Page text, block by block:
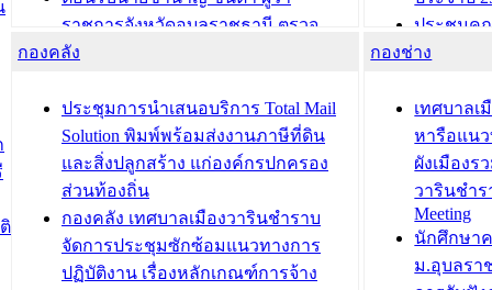
ราชการจังหวัดอุบลราชธานี ตรวจ
ความเรียบร้อยของสถานที่ในการเตรี
องคมนตรี
สำนักทะเบียนท้องถิ่นเทศบาลเมือง
วารินชำราบ ดำเนินการมอบทะเบียน
บ้าน ทร.14 และบัตรประจำตัว
ประชาชนบุคคลประเภท 8 แก่บุคคลที่
ได้รับการเพิ่มชื่อในทะเบียนบ้าน
(ท.ร.14) กรณีคนไม่มีสัญชาติไทยได้รับ
ประชุมค
ความเสี่ย
ประชุมที
ชีวา สร้า
ขับเคลื่อน
“เมืองแห่
บทความ อื่นๆ ...
กองคลัง
ประชุมการนำเสนอบริการ Total Mail
Solution พิมพ์พร้อมส่งงานภาษีที่ดิน
และสิ่งปลูกสร้าง แก่องค์กรปกครอง
ส่วนท้องถิ่น
กองคลัง เทศบาลเมืองวารินชำราบ
จัดการประชุมซักซ้อมแนวทางการ
ปฏิบัติงาน เรื่องหลักเกณฑ์การจ้าง
กองช่าง
เทศบาลเ
หารือแน
ผังเมืองร
วารินชำร
Meeting
นักศึกษา
ม.อุบลรา